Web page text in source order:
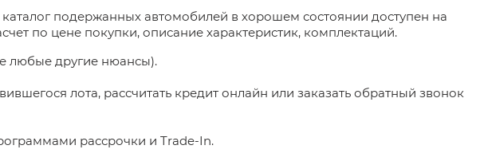
подержанных автомобилей в хорошем состоянии доступен на
по цене покупки, описание характеристик, комплектаций.
любые другие нюансы).
лота, рассчитать кредит онлайн или заказать обратный звонок
рассрочки и Trade-In.